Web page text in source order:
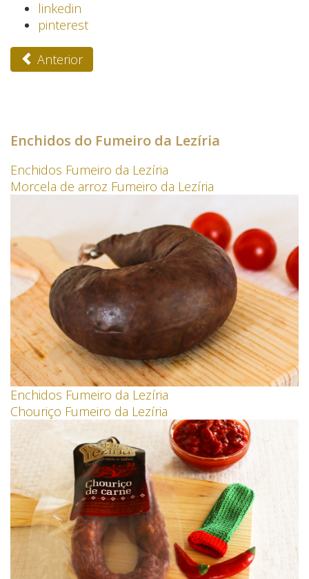
linkedin
pinterest
Anterior
Enchidos do Fumeiro da Lezíria
Enchidos Fumeiro da Lezíria
Morcela de arroz Fumeiro da Lezíria
Enchidos Fumeiro da Lezíria
Chouriço Fumeiro da Lezíria